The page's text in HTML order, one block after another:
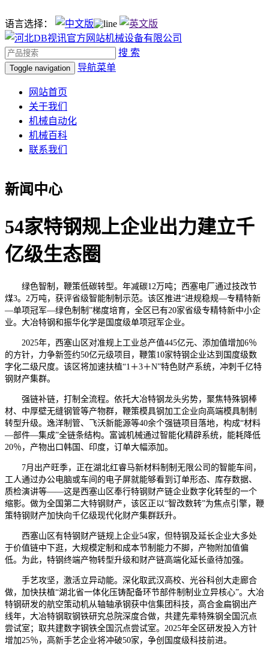
语言选择：
搜 索
Toggle navigation 导航菜单
网站首页
关于我们
机械自动化
机械百科
联系我们
新闻中心
54家特钢规上企业出力建立千
亿级生态圈
绿色智制，鞭策低碳转型。年减碳12万吨；西塞电厂通过技改节
煤3。2万吨，获评省级智能制制示范。该区推进“进规稳规—专精特新
—单项冠军—绿色制制”梯度培育，全区已有20家省级专精特新中小企
业。大冶特钢和振华化学是国度级单项冠军企业。
2025年，西塞山区对准规上工业总产值445亿元、添加值增加6％
的方针，力争新签约50亿元级项目，鞭策10家特钢企业达到国度级数
字化二级尺度。该区将加速扶植“1＋3＋N”特色财产系统，冲刺千亿特
钢财产集群。
强链补链，打制全流程。依托大冶特钢龙头劣势，聚焦特殊钢棒
材、中厚壁无缝钢管等产物群，鞭策模具钢加工企业向高端模具制制
转型升级。逸洋制管、飞沃新能源等40余个强链项目落地，构成“材料
—部件—集成”全链条结构。富诚机械通过智能化精辟系统，能耗降低
20％，产物出口韩国、印度，订单大幅添加。
7月出产旺季，正在湖北红睿马新材料制制无限公司的智能车间，
工人通过办公电脑或车间的电子屏就能够看到订单形态、库存数据、
质检演讲等——这是西塞山区奉行特钢财产链企业数字化转型的一个
缩影。做为全国第二大特钢财产，该区正以“智改数转”为焦点引擎，鞭
策特钢财产加快向千亿级现代化财产集群跃升。
西塞山区有特钢财产链规上企业54家，但特钢及延长企业大多处
于价值链中下逛，大规模定制和成本节制能力不脚，产物附加值偏
低。为此，特钢终端产物转型升级和财产链高端化延长亟待加强。
手艺攻坚，激活立异动能。深化取武汉高校、光谷科创大走廊合
做，加快扶植“湖北省一体化压铸配备环节部件制制业立异核心”。大冶
特钢研发的航空策动机从轴轴承钢获中信集团科技，高合金扁钢出产
线年，大冶特钢取钢铁研究总院深度合做，共建先辈特殊钢全国沉点
尝试室；取共建数字钢铁全国沉点尝试室。2025年全区研发投入方针
增加25％，高新手艺企业将冲破50家，争创国度级科技前进。